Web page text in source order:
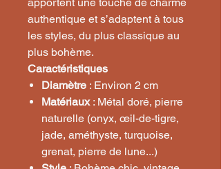
authentique et s’adaptent à tous
les styles, du plus classique au
plus bohème.
Caractéristiques
Diamètre : Environ 2 cm
Matériaux: Métal doré, pierre
naturelle (onyx, œil-de-tigre,
jade, améthyste, turquoise,
grenat, pierre de lune...)